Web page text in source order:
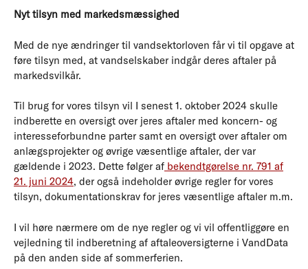
Nyt tilsyn med markedsmæssighed
Med de nye ændringer til vandsektorloven får vi til opgave at
føre tilsyn med, at vandselskaber indgår deres aftaler på
markedsvilkår.
Til brug for vores tilsyn vil I senest 1. oktober 2024 skulle
indberette en oversigt over jeres aftaler med koncern- og
interesseforbundne parter samt en oversigt over aftaler om
anlægsprojekter og øvrige væsentlige aftaler, der var
gældende i 2023. Dette følger af bekendtgørelse nr. 791 af
21. juni 2024, der også indeholder øvrige regler for vores
tilsyn, dokumentationskrav for jeres væsentlige aftaler m.m.
I vil høre nærmere om de nye regler og vi vil offentliggøre en
vejledning til indberetning af aftaleoversigterne i VandData
på den anden side af sommerferien.